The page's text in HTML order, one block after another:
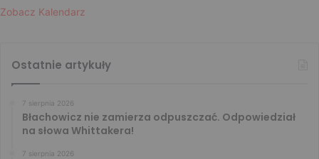
Zobacz Kalendarz
Ostatnie artykuły
7 sierpnia 2026
Błachowicz nie zamierza odpuszczać. Odpowiedział
na słowa Whittakera!
7 sierpnia 2026